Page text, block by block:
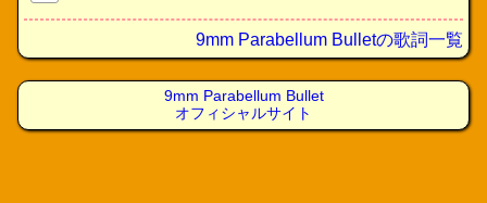
9mm Parabellum Bulletの歌詞一覧
9mm Parabellum Bullet
オフィシャルサイト